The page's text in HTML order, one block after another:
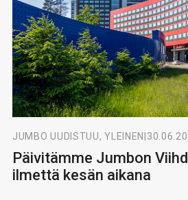
JUMBO UUDISTUU, YLEINEN
Päivitämme Jumbon
ilmettä kesän aikana